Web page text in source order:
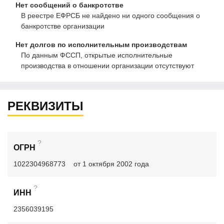
Нет сообщений о банкротстве
В реестре ЕФРСБ не найдено ни одного сообщения о
банкротстве организации
Нет долгов по исполнительным производствам
По данным ФССП, открытые исполнительные
производства в отношении организации отсутствуют
РЕКВИЗИТЫ
ОГРН
?
1022304968773 от 1 октября 2002 года
ИНН
?
2356039195